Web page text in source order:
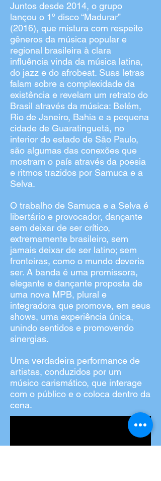
Juntos desde 2014, o grupo
lançou o 1º disco “Madurar”
(2016), que mistura com respeito
gêneros da música popular e
regional brasileira à clara
influência vinda da música latina,
do jazz e do afrobeat. Suas letras
falam sobre a complexidade da
existência e revelam um retrato do
Brasil através da música: Belém,
Rio de Janeiro, Bahia e a pequena
cidade de Guaratinguetá, no
interior do estado de São Paulo,
são algumas das conexões que
mostram o país através da poesia
e ritmos trazidos por Samuca e a
Selva.
O trabalho de Samuca e a Selva é
libertário e provocador, dançante
sem deixar de ser crítico,
extremamente brasileiro, sem
jamais deixar de ser latino; sem
fronteiras, como o mundo deveria
ser. A banda é uma promissora,
elegante e dançante proposta de
uma nova MPB, plural e
integradora que promove, em seus
shows, uma experiência única,
unindo sentidos e promovendo
sinergias.
Uma verdadeira performance de
artistas, conduzidos por um
músico carismático, que interage
com o público e o coloca dentro da
cena.